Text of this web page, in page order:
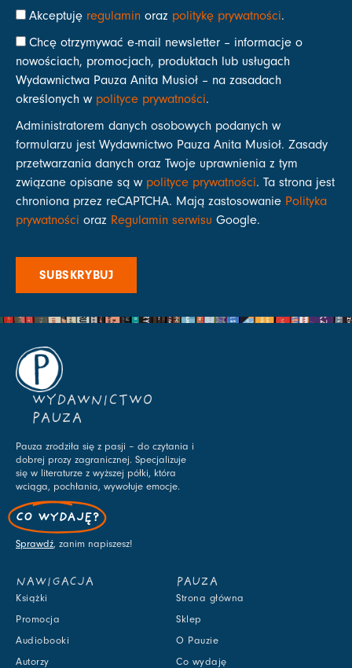
Akceptuję regulamin oraz politykę prywatności.
Chcę otrzymywać e-mail newsletter – informacje o
nowościach, promocjach, produktach lub usługach
Wydawnictwa Pauza Anita Musioł – na zasadach
określonych w polityce prywatności.
Administratorem danych osobowych podanych w
formularzu jest Wydawnictwo Pauza Anita Musioł. Zasady
przetwarzania danych oraz Twoje uprawnienia z tym
związane opisane są w polityce prywatności. Ta strona jest
chroniona przez reCAPTCHA. Mają zastosowanie Polityka
prywatności oraz Regulamin serwisu Google.
SUBSKRYBUJ
WYDAWNICTWO
PAUZA
Pauza zrodziła się z pasji – do czytania i
dobrej prozy zagranicznej. Specjalizuje
się w literaturze z wyższej półki, która
wciąga, pochłania, wywołuje emocje.
CO WYDAJĘ?
Sprawdź, zanim napiszesz!
NAWIGACJA
Książki
Promocja
Audiobooki
Autorzy
PAUZA
Strona główna
Sklep
O Pauzie
Co wydaję